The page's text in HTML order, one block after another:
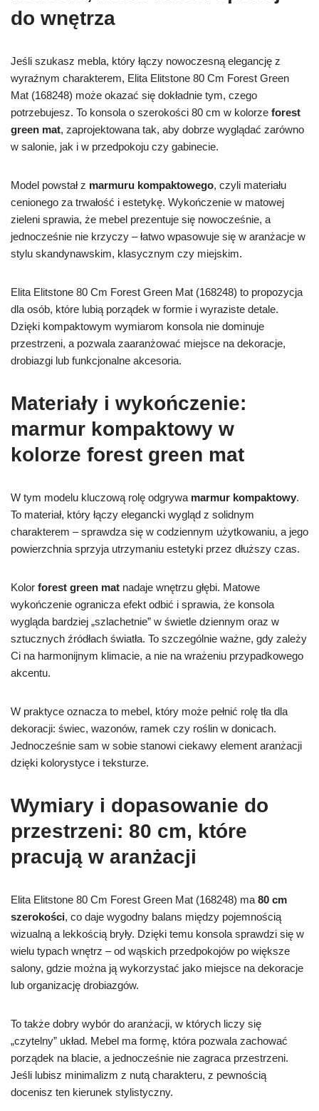
do wnętrza
Jeśli szukasz mebla, który łączy nowoczesną elegancję z
wyraźnym charakterem, Elita Elitstone 80 Cm Forest Green
Mat (168248) może okazać się dokładnie tym, czego
potrzebujesz. To konsola o szerokości 80 cm w kolorze forest
green mat, zaprojektowana tak, aby dobrze wyglądać zarówno
w salonie, jak i w przedpokoju czy gabinecie.
Model powstał z marmuru kompaktowego, czyli materiału
cenionego za trwałość i estetykę. Wykończenie w matowej
zieleni sprawia, że mebel prezentuje się nowocześnie, a
jednocześnie nie krzyczy – łatwo wpasowuje się w aranżacje w
stylu skandynawskim, klasycznym czy miejskim.
Elita Elitstone 80 Cm Forest Green Mat (168248) to propozycja
dla osób, które lubią porządek w formie i wyraziste detale.
Dzięki kompaktowym wymiarom konsola nie dominuje
przestrzeni, a pozwala zaaranżować miejsce na dekoracje,
drobiazgi lub funkcjonalne akcesoria.
Materiały i wykończenie:
marmur kompaktowy w
kolorze forest green mat
W tym modelu kluczową rolę odgrywa marmur kompaktowy.
To materiał, który łączy elegancki wygląd z solidnym
charakterem – sprawdza się w codziennym użytkowaniu, a jego
powierzchnia sprzyja utrzymaniu estetyki przez dłuższy czas.
Kolor forest green mat nadaje wnętrzu głębi. Matowe
wykończenie ogranicza efekt odbić i sprawia, że konsola
wygląda bardziej „szlachetnie” w świetle dziennym oraz w
sztucznych źródłach światła. To szczególnie ważne, gdy zależy
Ci na harmonijnym klimacie, a nie na wrażeniu przypadkowego
akcentu.
W praktyce oznacza to mebel, który może pełnić rolę tła dla
dekoracji: świec, wazonów, ramek czy roślin w donicach.
Jednocześnie sam w sobie stanowi ciekawy element aranżacji
dzięki kolorystyce i teksturze.
Wymiary i dopasowanie do
przestrzeni: 80 cm, które
pracują w aranżacji
Elita Elitstone 80 Cm Forest Green Mat (168248) ma 80 cm
szerokości, co daje wygodny balans między pojemnością
wizualną a lekkością bryły. Dzięki temu konsola sprawdzi się w
wielu typach wnętrz – od wąskich przedpokojów po większe
salony, gdzie można ją wykorzystać jako miejsce na dekoracje
lub organizację drobiazgów.
To także dobry wybór do aranżacji, w których liczy się
„czytelny” układ. Mebel ma formę, która pozwala zachować
porządek na blacie, a jednocześnie nie zagraca przestrzeni.
Jeśli lubisz minimalizm z nutą charakteru, z pewnością
docenisz ten kierunek stylistyczny.